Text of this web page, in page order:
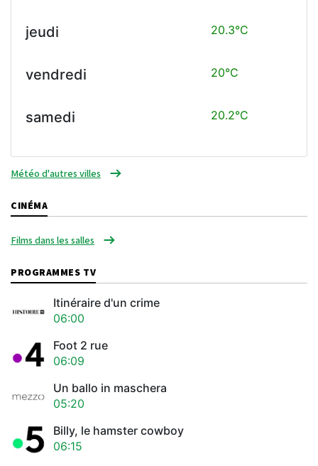
jeudi 20.3°C
vendredi 20°C
samedi 20.2°C
Météo d'autres villes
CINÉMA
Films dans les salles
PROGRAMMES TV
Itinéraire d'un crime
06:00
Foot 2 rue
06:09
Un ballo in maschera
05:20
Billy, le hamster cowboy
06:15